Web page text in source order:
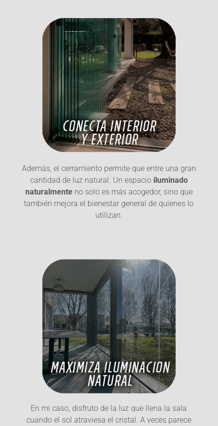
Además, el cerramiento permite que entre una gran
cantidad de luz natural. Un espacio iluminado
naturalmenteno solo es más acogedor, sino que
también mejora el bienestar general de quienes lo
utilizan.
En mi caso, disfruto de la luz que llena la sala
cuando el sol atraviesa el cristal. A veces parece